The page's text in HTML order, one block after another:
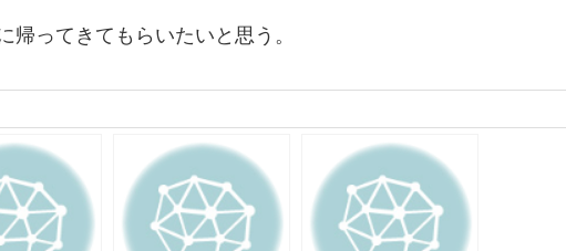
ってきてもらいたいと思う。